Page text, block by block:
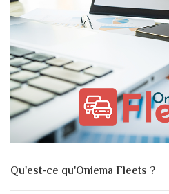
Qu'est-ce qu'Oniema Fleets ?